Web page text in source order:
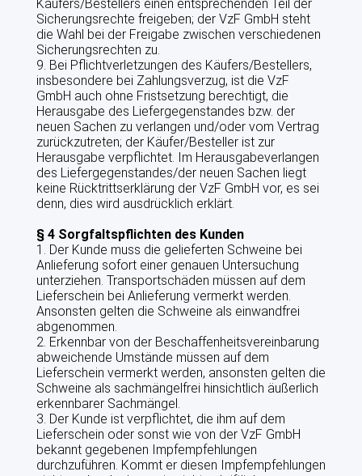
Käufers/Bestellers einen entsprechenden Teil der
Sicherungsrechte freigeben; der VzF GmbH steht
die Wahl bei der Freigabe zwischen verschiedenen
Sicherungsrechten zu.
9. Bei Pflichtverletzungen des Käufers/Bestellers,
insbesondere bei Zahlungsverzug, ist die VzF
GmbH auch ohne Fristsetzung berechtigt, die
Herausgabe des Liefergegenstandes bzw. der
neuen Sachen zu verlangen und/oder vom Vertrag
zurückzutreten; der Käufer/Besteller ist zur
Herausgabe verpflichtet. Im Herausgabeverlangen
des Liefergegenstandes/der neuen Sachen liegt
keine Rücktrittserklärung der VzF GmbH vor, es sei
denn, dies wird ausdrücklich erklärt.
§ 4 Sorgfaltspflichten des Kunden
1. Der Kunde muss die gelieferten Schweine bei
Anlieferung sofort einer genauen Untersuchung
unterziehen. Transportschäden müssen auf dem
Lieferschein bei Anlieferung vermerkt werden.
Ansonsten gelten die Schweine als einwandfrei
abgenommen.
2. Erkennbar von der Beschaffenheitsvereinbarung
abweichende Umstände müssen auf dem
Lieferschein vermerkt werden, ansonsten gelten die
Schweine als sachmängelfrei hinsichtlich äußerlich
erkennbarer Sachmängel.
3. Der Kunde ist verpflichtet, die ihm auf dem
Lieferschein oder sonst wie von der VzF GmbH
bekannt gegebenen Impfempfehlungen
durchzuführen. Kommt er diesen Impfempfehlungen